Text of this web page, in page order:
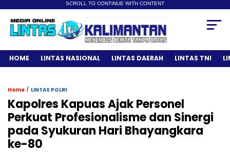
SCROLL TO CONTINUE WITH CONTENT
HOME LINTAS NASIONAL LINTAS DAERAH LINTAS TNI
Home / LINTAS POLRI
Kapolres Kapuas Ajak Personel
Perkuat Profesionalisme dan Sinergi
pada Syukuran Hari Bhayangkara
ke-80